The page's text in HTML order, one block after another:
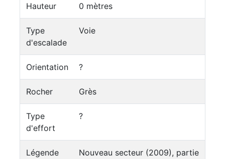
Hauteur 0 mètres
Type
d'escalade
Voie
Orientation ?
Rocher Grès
Type
d'effort
?
Légende
Nouveau secteur (2009), partie